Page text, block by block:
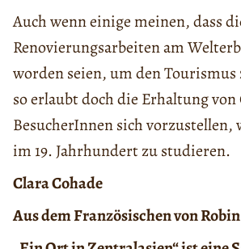
Auch wenn einige meinen, dass
Renovierungsarbeiten am
worden seien, um den
so erlaubt doch die Erhaltung
BesucherInnen sich vorzustellen,
im 19. Jahrhundert zu studieren.
Clara Cohade
Aus dem Französischen von